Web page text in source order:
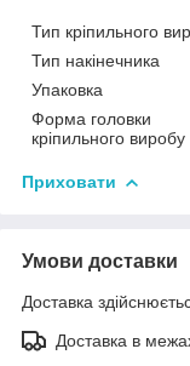
Тип кріпильного
Тип накінечника
Упаковка
Форма головки
кріпильного виробу
Приховати
Умови доставки
Доставка
Доставка в